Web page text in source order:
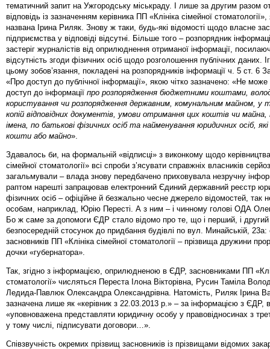
тематичний запит на Ужгородську міськраду. І лише за другим разом
відповідь із зазначенням керівника ПП «Клініка сімейної
названа Ірина Риляк. Знову ж таки, будь-які відомості щодо власне
підприємства у відповіді відсутні. Більше того – розпорядник
застеріг журналістів від оприлюднення отриманої інформації,
відсутність згоди фізичних осіб щодо розголошення публічних даних.
цьому зобов’язання, покладені на розпорядників інформації ч. 5 ст. 6
«Про доступ до публічної інформації», якою чітко зазначено: «Не
доступ до інформації про розпорядження бюджетними коштами,
користування чи розпорядження державним, комунальним майном, у
копій відповідних документів, умови отримання цих коштів чи майна,
імена, по батькові фізичних осіб та найменування юридичних осіб,
кошти або майно».
Здавалось би, на формальній «відписці» з виконкому щодо
сімейної стоматології» всі спроби з’ясувати справжніх власників
загальмували – влада знову передбачено приховувала незручну
раптом нарешті запрацював електронний Єдиний державний реєстр
фізичних осіб – офіційне й безжально чесне джерело відомостей, так
особам, наприклад, Юрію Пересті. А з ним – і чинному голові ОДА
Бо ж саме за допомоги ЄДР стало відомо про те, що і перший, і
безпосередній стосунок до придбання будівлі по вул. Минайській, 23а:
засновників ПП «Клініка сімейної стоматології – прізвища дружини
дочки «губернатора».
Так, згідно з інформацією, оприлюдненою в ЄДР, засновниками ПП
стоматології» числяться Переста Ілона Вікторівна, Русин Таміла
Ледида-Павлюк Олександра Олександрівна. Натомість, Риляк Ірина
зазначена лише як «керівник з 22.03.2013 р.» – за інформацією з ЄДР,
«уповноважена представляти юридичну особу у правовідносинах з
у тому числі, підписувати договори…».
Співзвучність окремих прізвищ засновників із прізвищами відомих